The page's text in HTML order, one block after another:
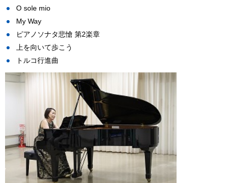
O sole mio
My Way
ピアノソナタ悲愴 第2楽章
上を向いて歩こう
トルコ行進曲